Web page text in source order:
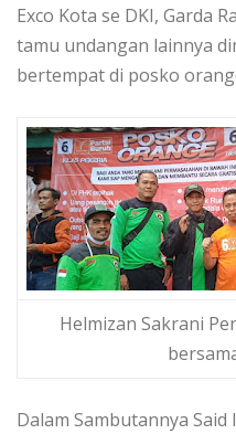
Exco Kota se DKI, Garda
tamu undangan lainnya
bertempat di posko
Helmizan Sakrani
Dalam Sambutannya